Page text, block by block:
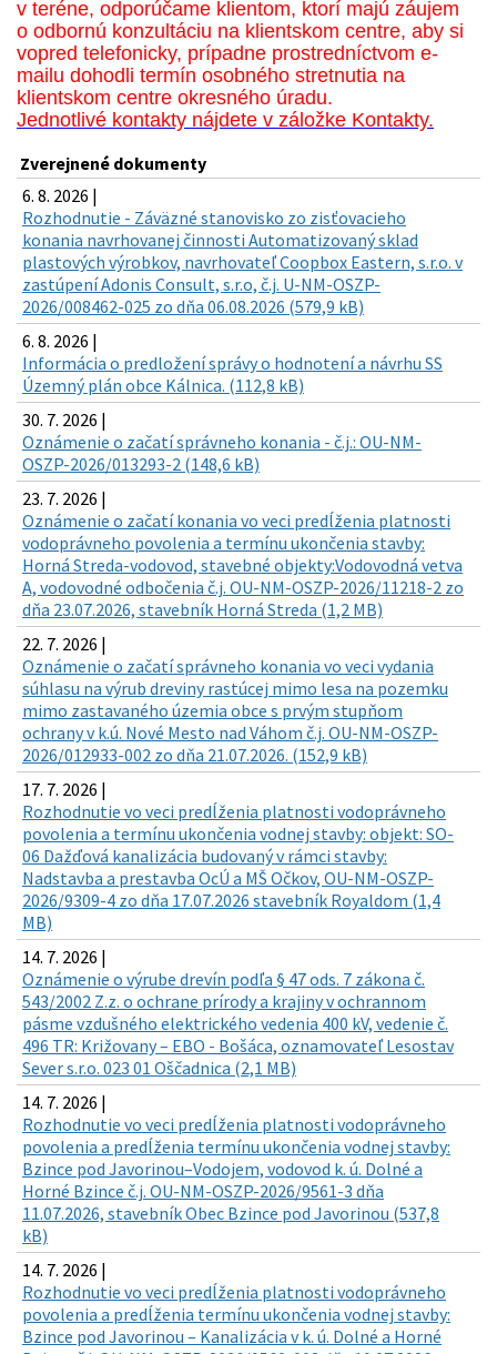
v teréne, odporúčame klientom, ktorí majú záujem
o odbornú konzultáciu na klientskom centre, aby si
vopred telefonicky, prípadne prostredníctvom e-
mailu dohodli termín osobného stretnutia na
klientskom centre okresného úradu.
Jednotlivé kontakty nájdete v záložke Kontakty.
Zverejnené dokumenty
6. 8. 2026 |
Rozhodnutie - Záväzné stanovisko zo zisťovacieho
konania navrhovanej činnosti Automatizovaný sklad
plastových výrobkov, navrhovateľ Coopbox Eastern, s.r.o. v
zastúpení Adonis Consult, s.r.o, č.j. U-NM-OSZP-
2026/008462-025 zo dňa 06.08.2026 (579,9 kB)
6. 8. 2026 |
Informácia o predložení správy o hodnotení a návrhu SS
Územný plán obce Kálnica. (112,8 kB)
30. 7. 2026 |
Oznámenie o začatí správneho konania - č.j.: OU-NM-
OSZP-2026/013293-2 (148,6 kB)
23. 7. 2026 |
Oznámenie o začatí konania vo veci predĺženia platnosti
vodoprávneho povolenia a termínu ukončenia stavby:
Horná Streda-vodovod, stavebné objekty:Vodovodná vetva
A, vodovodné odbočenia č.j. OU-NM-OSZP-2026/11218-2 zo
dňa 23.07.2026, stavebník Horná Streda (1,2 MB)
22. 7. 2026 |
Oznámenie o začatí správneho konania vo veci vydania
súhlasu na výrub dreviny rastúcej mimo lesa na pozemku
mimo zastavaného územia obce s prvým stupňom
ochrany v k.ú. Nové Mesto nad Váhom č.j. OU-NM-OSZP-
2026/012933-002 zo dňa 21.07.2026. (152,9 kB)
17. 7. 2026 |
Rozhodnutie vo veci predĺženia platnosti vodoprávneho
povolenia a termínu ukončenia vodnej stavby: objekt: SO-
06 Dažďová kanalizácia budovaný v rámci stavby:
Nadstavba a prestavba OcÚ a MŠ Očkov, OU-NM-OSZP-
2026/9309-4 zo dňa 17.07.2026 stavebník Royaldom (1,4
MB)
14. 7. 2026 |
Oznámenie o výrube drevín podľa § 47 ods. 7 zákona č.
543/2002 Z.z. o ochrane prírody a krajiny v ochrannom
pásme vzdušného elektrického vedenia 400 kV, vedenie č.
496 TR: Križovany – EBO - Bošáca, oznamovateľ Lesostav
Sever s.r.o. 023 01 Oščadnica (2,1 MB)
14. 7. 2026 |
Rozhodnutie vo veci predĺženia platnosti vodoprávneho
povolenia a predĺženia termínu ukončenia vodnej stavby:
Bzince pod Javorinou–Vodojem, vodovod k. ú. Dolné a
Horné Bzince č.j. OU-NM-OSZP-2026/9561-3 dňa
11.07.2026, stavebník Obec Bzince pod Javorinou (537,8
kB)
14. 7. 2026 |
Rozhodnutie vo veci predĺženia platnosti vodoprávneho
povolenia a predĺženia termínu ukončenia vodnej stavby:
Bzince pod Javorinou – Kanalizácia v k. ú. Dolné a Horné